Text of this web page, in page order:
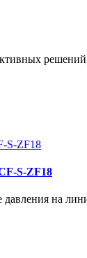
S-ZF18
на